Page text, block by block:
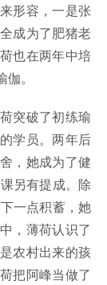
形容，一是张
成为了肥猪老
也在两年中培
。
突破了初练瑜
学员。两年后
，她成为了健
另有提成。除
一点积蓄，她
，薄荷认识了
农村出来的孩
把阿峰当做了